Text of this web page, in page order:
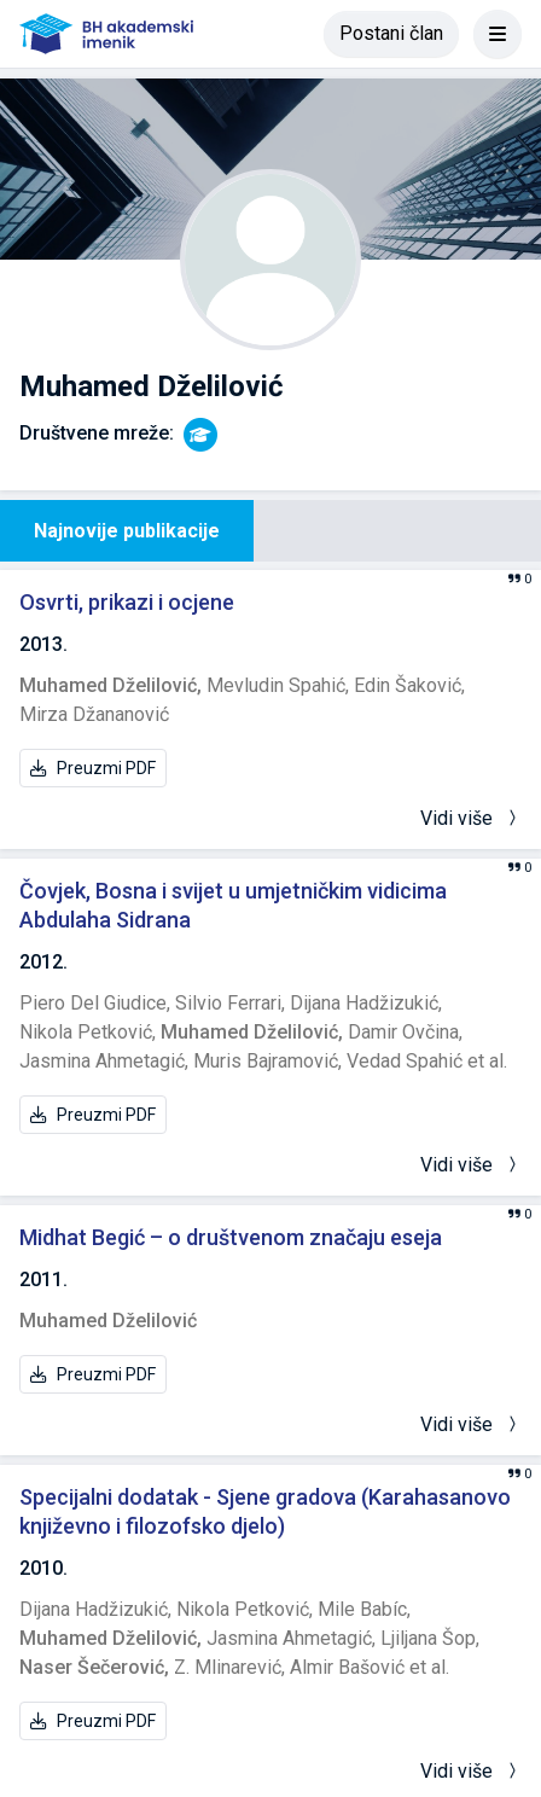
Postani član
Muhamed Dželilović
Društvene mreže:
Najnovije publikacije
Osvrti, prikazi i ocjene
2013.
0
Muhamed Dželilović, Mevludin Spahić, Edin Šaković,
Mirza Džananović
Preuzmi PDF
Vidi više
Čovjek, Bosna i svijet u umjetničkim vidicima
Abdulaha Sidrana
2012.
0
Piero Del Giudice, Silvio Ferrari, Dijana Hadžizukić,
Nikola Petković, Muhamed Dželilović, Damir Ovčina,
Jasmina Ahmetagić, Muris Bajramović, Vedad Spahić et al.
Preuzmi PDF
Vidi više
Midhat Begić – o društvenom značaju eseja
2011.
0
Muhamed Dželilović
Preuzmi PDF
Vidi više
Specijalni dodatak - Sjene gradova (Karahasanovo
književno i filozofsko djelo)
2010.
0
Dijana Hadžizukić, Nikola Petković, Mile Babíc,
Muhamed Dželilović, Jasmina Ahmetagić, Ljiljana Šop,
Naser Šečerović, Z. Mlinarević, Almir Bašović et al.
Preuzmi PDF
Vidi više